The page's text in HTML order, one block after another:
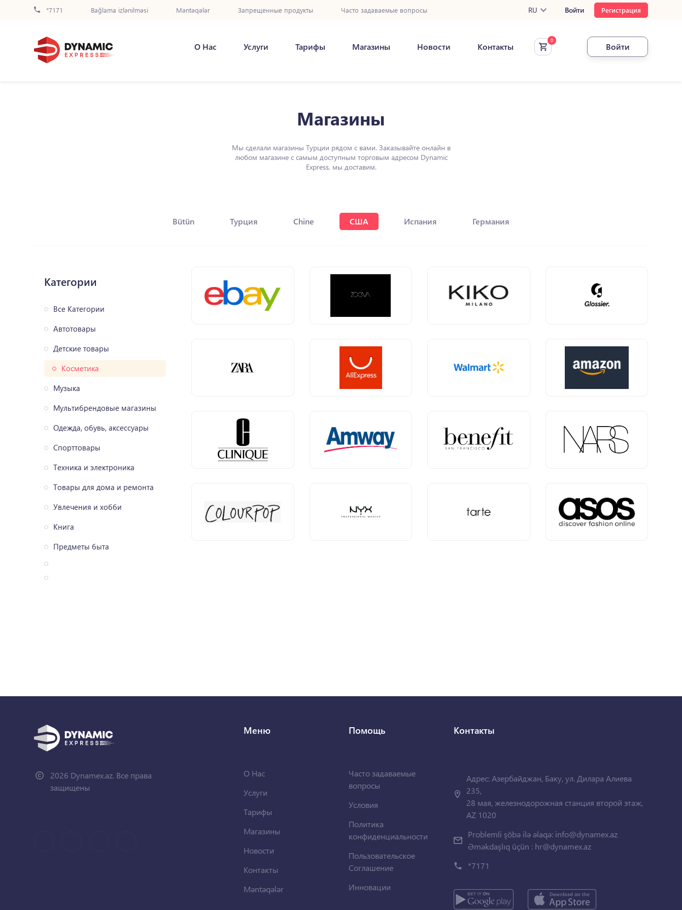
*7171 Bağlama izlənilməsi Məntəqələr Запрещенные продукты Часто задаваемые вопросы RU Войти Регистрация
О Нас Услуги Тарифы Магазины Новости Контакты Войти
Магазины
Мы сделали магазины Турции рядом с вами. Заказывайте онлайн в
любом магазине с самым доступным торговым адресом Dynamic
Express, мы доставим.
Bütün Турция Chine США Испания Германия
Категории
Все Категории
Автотовары
Детские товары
Косметика
Музыка
Мультибрендовые магазины
Одежда, обувь, аксессуары
Спорттовары
Техника и электроника
Товары для дома и ремонта
Увлечения и хобби
Книга
Предметы быта
2026 Dynamex.az. Все права
защищены
Меню
О Нас
Услуги
Тарифы
Магазины
Новости
Контакты
Məntəqələr
Помощь
Часто задаваемые
вопросы
Условия
Политика
конфиденциальности
Пользовательское
Соглашение
Инновации
Контакты
Адрес: Азербайджан, Баку, ул. Дилара Алиева
235,
28 мая, железнодорожная станция второй этаж,
AZ 1020
Problemli şöbə ilə əlaqə: info@dynamex.az
Əməkdaşlıq üçün : hr@dynamex.az
*7171